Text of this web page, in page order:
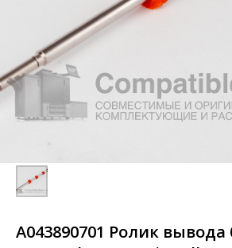
A043890701 Ролик